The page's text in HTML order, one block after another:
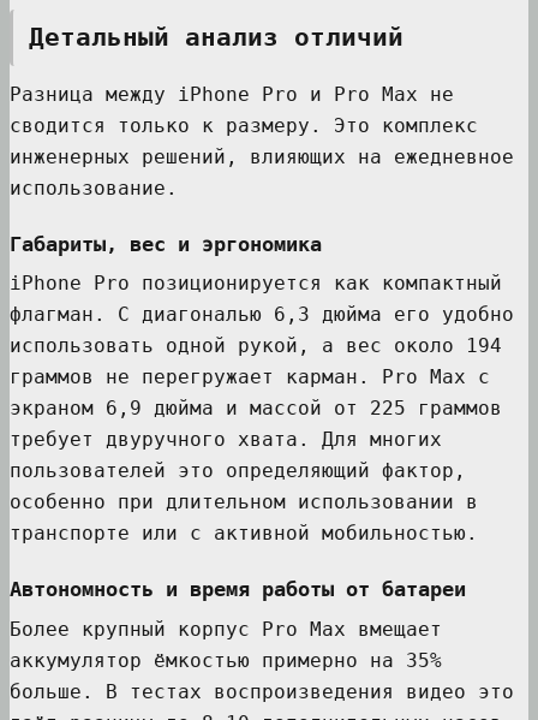
Детальный анализ отличий
Разница между iPhone Pro и Pro Max не
сводится только к размеру. Это комплекс
инженерных решений, влияющих на ежедневное
использование.
Габариты, вес и эргономика
iPhone Pro позиционируется как компактный
флагман. С диагональю 6,3 дюйма его удобно
использовать одной рукой, а вес около 194
граммов не перегружает карман. Pro Max с
экраном 6,9 дюйма и массой от 225 граммов
требует двуручного хвата. Для многих
пользователей это определяющий фактор,
особенно при длительном использовании в
транспорте или с активной мобильностью.
Автономность и время работы от батареи
Более крупный корпус Pro Max вмещает
аккумулятор ёмкостью примерно на 35%
больше. В тестах воспроизведения видео это